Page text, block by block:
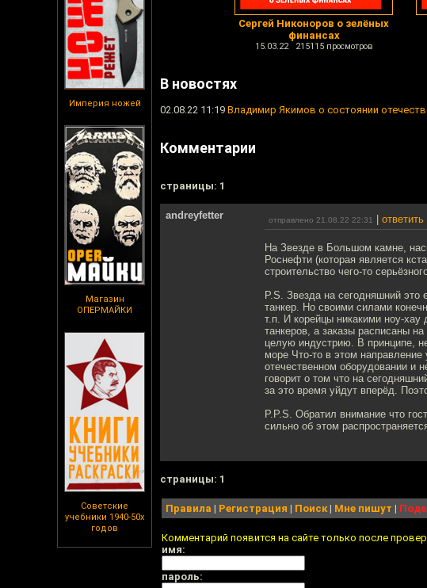
Империя ножей
Магазин
ОПЕРМАЙКИ
Советские
учебники 1940-50х
годов
Сергей Никоноров о зелёных
финансах
15.03.22 215115 просмотров
В новостях
02.08.22 11:19 Владимир Якимов о состоянии
Комментарии
cтраницы: 1
andreyfetter отправлено 21.08.22 22:31 ответить
На Звезде в Большом камне,
Роснефти (которая является
строительство чего-то
P.S. Звезда на сегодняшний это
танкер. Но своими силами
т.п. И корейцы никакими ноу-
танкеров, а заказы расписаны
целую индустрию. В принципе,
море Что-то в этом
отечественном оборудовании и
говорит о том что на
за это время уйдут вперёд.
P.P.S. Обратил внимание что
сильно об этом
cтраницы: 1
Правила | Регистрация | Поиск| Мне пишут |
Комментарий появится на сайте только после
имя:
пароль: